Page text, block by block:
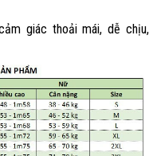
giác thoải mái, dễ chịu,